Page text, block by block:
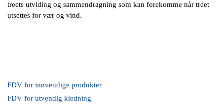
treets utviding og sammendragning som kan forekomme når treet
utsettes for vær og vind.
FDV for innvendige produkter
FDV for utvendig kledning